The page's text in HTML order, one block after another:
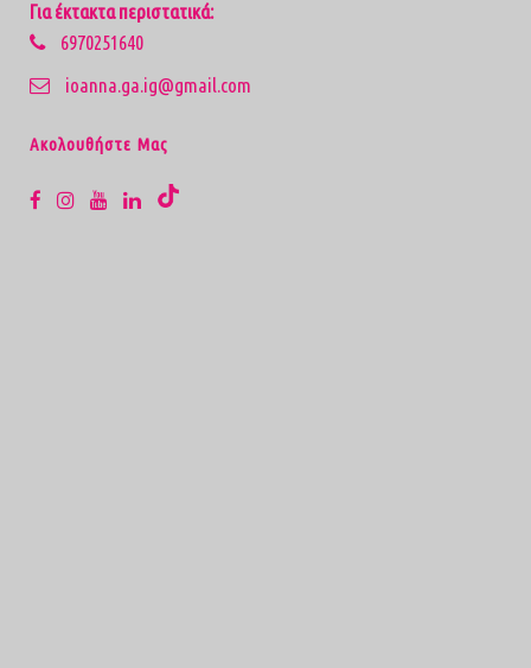
Για έκτακτα περιστατικά:
6970251640
ioanna.ga.ig@gmail.com
Aκολουθήστε Μας